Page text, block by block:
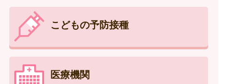
こどもの予防接種
医療機関